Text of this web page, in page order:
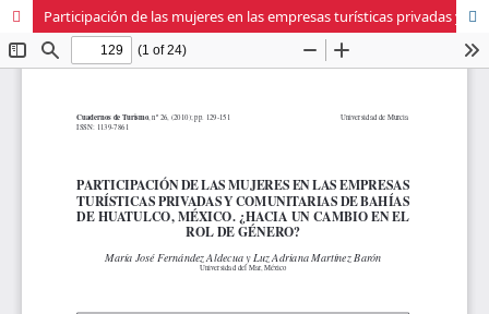
Participación de las mujeres en las empresas turísticas privadas y comunitarias de Bahías de Huatulco, México. ¿Hacia un cambio en el rol de género?